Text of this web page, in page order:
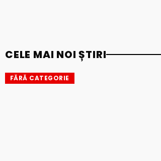
CELE MAI NOI ȘTIRI
FĂRĂ CATEGORIE